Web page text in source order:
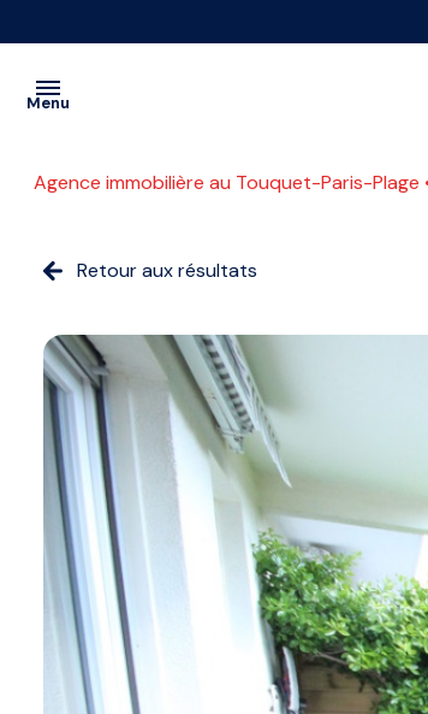
Menu
NEUFS
LOCATIONS
A
SAISONNIÈRE
ETUDIANTE
COMMERCE
CONTACT
ESTIMATION
ACTUALITES
Agence immobilière au Touquet-Paris-Plage
Retour aux résultats